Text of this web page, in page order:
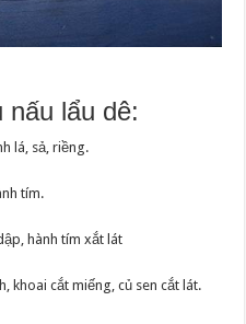
nấu lẩu dê:
lá, sả, riềng.
tím.
hành tím xắt lát
khoai cắt miếng, củ sen cắt lát.